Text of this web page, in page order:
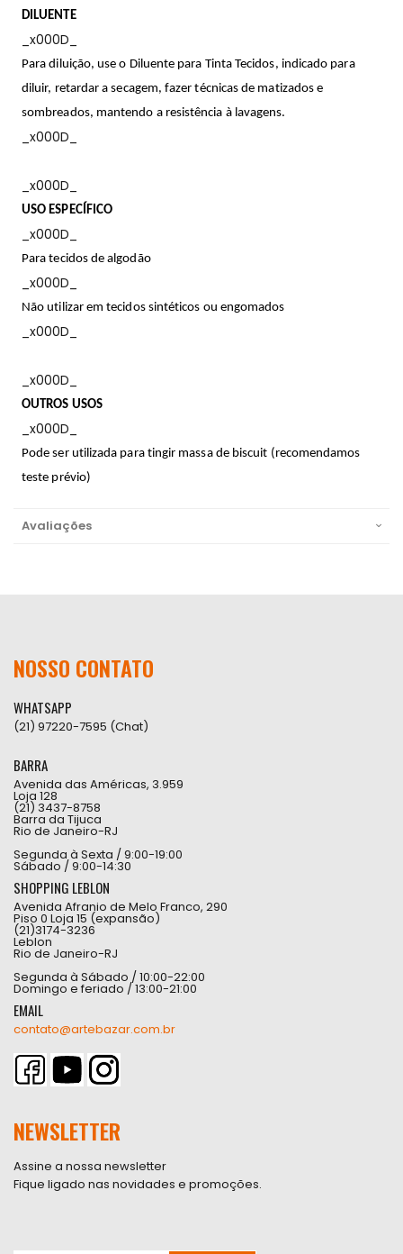
DILUENTE
_x000D_
Para diluição, use o Diluente para Tinta Tecidos, indicado para
diluir, retardar a secagem, fazer técnicas de matizados e
sombreados, mantendo a resistência à lavagens.
_x000D_
_x000D_
USO ESPECÍFICO
_x000D_
Para tecidos de algodão
_x000D_
Não utilizar em tecidos sintéticos ou engomados
_x000D_
_x000D_
OUTROS USOS
_x000D_
Pode ser utilizada para tingir massa de biscuit (recomendamos
teste prévio)
Avaliações
NOSSO CONTATO
WHATSAPP
(21) 97220-7595 (Chat)
BARRA
Avenida das Américas, 3.959
Loja 128
(21) 3437-8758
Barra da Tijuca
Rio de Janeiro-RJ
Segunda à Sexta / 9:00-19:00
Sábado / 9:00-14:30
SHOPPING LEBLON
Avenida Afranio de Melo Franco, 290
Piso 0 Loja 15 (expansão)
(21)3174-3236
Leblon
Rio de Janeiro-RJ
Segunda à Sábado / 10:00-22:00
Domingo e feriado / 13:00-21:00
EMAIL
contato@artebazar.com.br
NEWSLETTER
Assine a nossa newsletter
Fique ligado nas novidades e promoções.